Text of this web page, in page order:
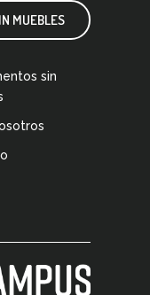
MUEBLES
sin